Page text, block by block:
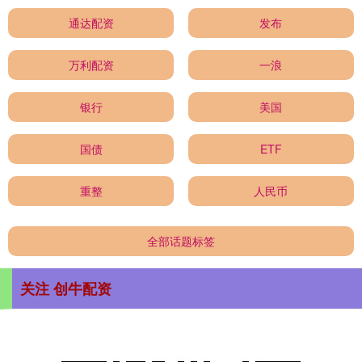
通达配资 发布
万利配资 一浪
银行 美国
国债 ETF
重整 人民币
全部话题标签
关注 创牛配资